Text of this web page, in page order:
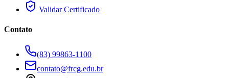
Validar Certificado
Contato
(83) 99863-1100
contato@frcg.edu.br